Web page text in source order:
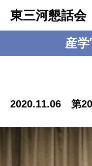
東三河懇話会
産
2020.11.06 第